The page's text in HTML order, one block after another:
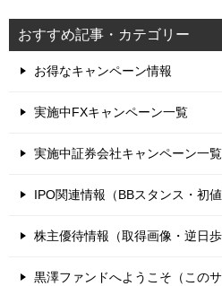
おすすめ記事・カテゴリー
お得なキャンペーン情報
実施中FXキャンペーン一覧
実施中証券会社キャンペーン一覧
IPO関連情報（BBスタンス・初値
株主優待情報（取得画像・逆日歩
黒澤ファンドへようこそ（このサ